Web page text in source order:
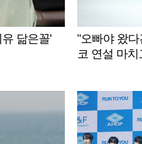
닮은꼴'
"오빠야 왔
코 연설 마